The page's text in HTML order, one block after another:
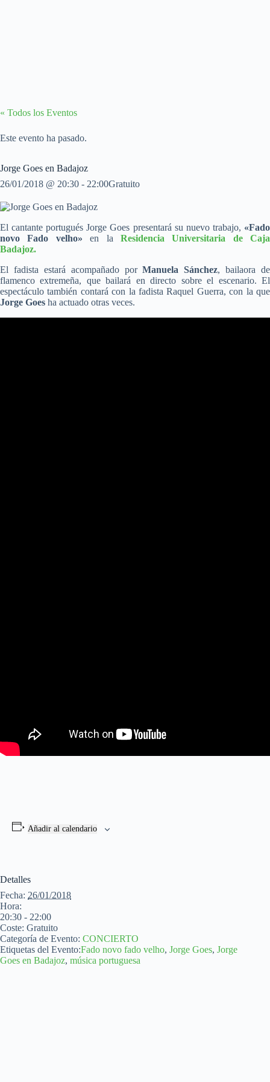
« Todos los Eventos
Este evento ha pasado.
Jorge Goes en Badajoz
26/01/2018 @ 20:30 - 22:00Gratuito
El cantante portugués Jorge Goes presentará su nuevo trabajo, «Fado
novo Fado velho» en la Residencia Universitaria de Caja
Badajoz.
El fadista estará acompañado porManuela Sánchez, bailaora de
flamenco extremeña, que bailará en directo sobre el escenario. El
espectáculo también contará con la fadista Raquel Guerra, con la que
Jorge Goes ha actuado otras veces.
Añadir al calendario
Detalles
Fecha: 26/01/2018
Hora:
20:30 - 22:00
Coste: Gratuito
Categoría de Evento: CONCIERTO
Etiquetas del Evento:Fado novo fado velho, Jorge Goes, Jorge
Goes en Badajoz, música portuguesa